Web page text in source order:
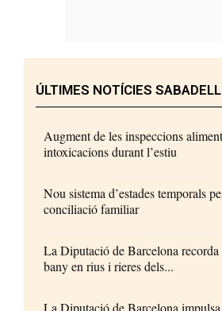
ÚLTIMES NOTÍCIES SABADELL
Augment de les inspeccions
intoxicacions durant l’estiu
Nou sistema d’estades temporals
conciliació familiar
La Diputació de Barcelona
bany en rius i rieres dels...
La Diputació de Barcelona